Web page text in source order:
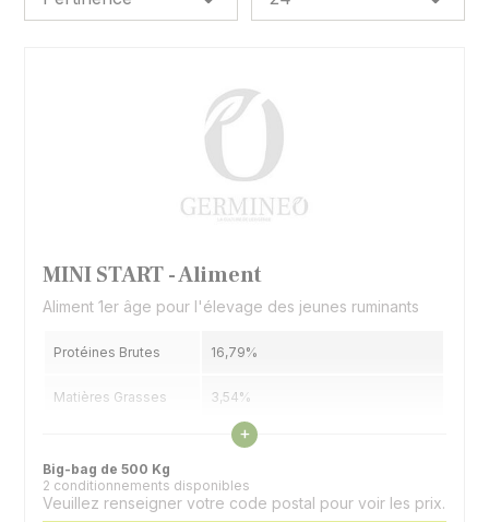
MINI START - Aliment
Aliment 1er âge pour l'élevage des jeunes ruminants
Protéines Brutes 16,79%
Matières Grasses 3,54%
9,07%
Supplémentation Oligo-éléments et vitamines
Voir les caractéristiques
+
Big-bag de 500 Kg
2 conditionnements disponibles
Veuillez renseigner votre code postal pour voir les prix.